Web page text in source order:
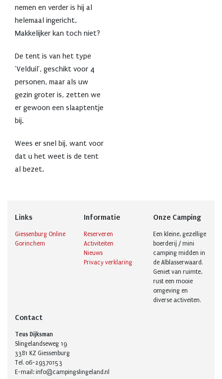
nemen en verder is hij al
helemaal ingericht.
Makkelijker kan toch niet?
De tent is van het type
'Velduil', geschikt voor 4
personen, maar als uw
gezin groter is, zetten we
er gewoon een slaaptentje
bij.
Wees er snel bij, want voor
dat u het weet is de tent
al bezet.
Links
Giessenburg Online
Gorinchem
Informatie
Reserveren
Activiteiten
Nieuws
Privacy verklaring
Onze Camping
Een kleine, gezellige
boerderij / mini
camping midden in
de Alblasserwaard.
Geniet van ruimte,
rust een mooie
omgeving en
diverse activeiten.
Contact
Teus Dijksman
Slingelandseweg 19
3381 KZ Giessenburg
Tel. 06-29370153
E-mail: info@campingslingeland.nl